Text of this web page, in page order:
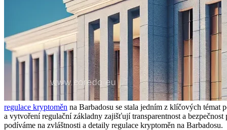
regulace kryptoměn na Barbadosu se stala jedním z klíčových
a vytvoření regulační základny zajišťují transparentnost a
podíváme na zvláštnosti a detaily regulace kryptoměn na Barbadosu.